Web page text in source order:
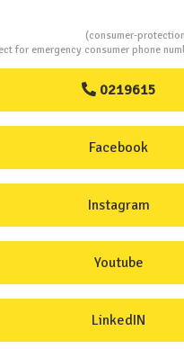
(consumer-
for emergency consumer phone
0219615
Facebook
Instagram
Youtube
LinkedIN